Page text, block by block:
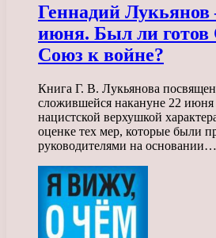
Геннадий
июня. Был ли готов
Союз к войне?
Книга Г. В. Лукьянова
сложившейся накануне 22
нацистской верхушкой
оценке тех мер, которые были
руководителями на основании…